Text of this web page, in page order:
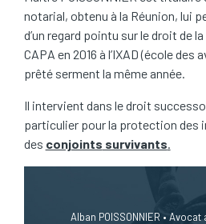
notarial, obtenu à la Réunion, lui
d’un regard pointu sur le droit de
CAPA en 2016 à l’IXAD (école
prêté serment la même année.
Il intervient dans le droit
particulier pour la protection des
des conjoints survivants.
Alban POISSONNIER •